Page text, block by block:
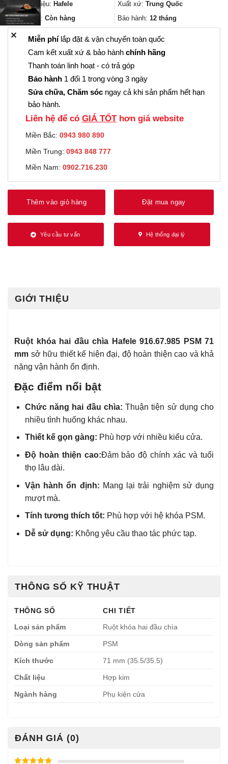
2.932.000₫.là:
2.199.000₫.
Thương hiệu: Hafele Xuất xứ: Trung Quốc
Trạng thái: Còn hàng Bảo hành: 12 tháng
Miễn phílắp đặt & vận chuyển toàn quốc
Cam kết xuất xứ & bảo hành chính hãng
Thanh toán linh hoạt - có trả góp
Bảo hành 1 đổi 1 trong vòng 3 ngày
Sửa chữa, Chăm sóc ngay cả khi sản phẩm hết hạn
bảo hành.
Liên hệ để có GIÁ TỐThơn giá website
Miền Bắc: 0943 980 890
Miền Trung: 0943 848 777
Miền Nam: 0902.716.230
Thêm vào giỏ hàng Đặt mua ngay
Yêu cầu tư vấn Hệ thống đại lý
GIỚI THIỆU
Ruột khóa hai đầu chìa Hafele 916.67.985 PSM 71
mm sở hữu thiết kế hiện đại, độ hoàn thiện cao và khả
năng vận hành ổn định.
Đặc điểm nổi bật
Chức năng hai đầu chìa: Thuận tiện sử dụng cho
nhiều tình huống khác nhau.
Thiết kế gọn gàng: Phù hợp với nhiều kiểu cửa.
Độ hoàn thiện cao:Đảm bảo độ chính xác và tuổi
thọ lâu dài.
Vận hành ổn định: Mang lại trải nghiệm sử dụng
mượt mà.
Tính tương thích tốt: Phù hợp với hệ khóa PSM.
Dễ sử dụng: Không yêu cầu thao tác phức tạp.
THÔNG SỐ KỸ THUẬT
THÔNG SỐ
CHI TIẾT
Loại sản phẩm
Ruột khóa hai đầu chìa
Dòng sản phẩm PSM
Kích thước 71 mm (35.5/35.5)
Chất liệu Hợp kim
Ngành hàng Phụ kiện cửa
ĐÁNH GIÁ (0)
✕